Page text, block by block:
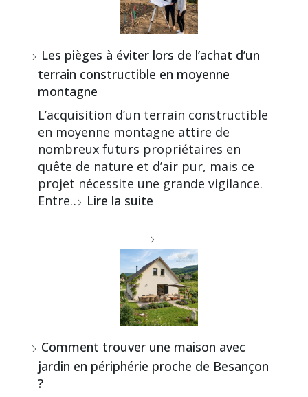
Les pièges à éviter lors de l’achat d’un
terrain constructible en moyenne
montagne
L’acquisition d’un terrain constructible
en moyenne montagne attire de
nombreux futurs propriétaires en
quête de nature et d’air pur, mais ce
projet nécessite une grande vigilance.
Entre… Lire la suite
Comment trouver une maison avec
jardin en périphérie proche de Besançon
?